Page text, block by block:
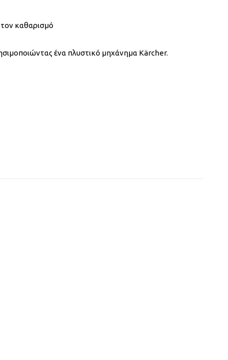
καθαρισμό
ένα πλυστικό μηχάνημα Kärcher.